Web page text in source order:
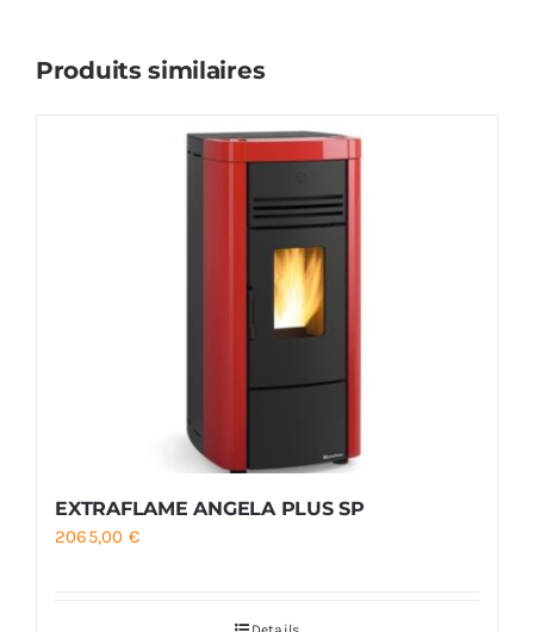
Produits similaires
EXTRAFLAME ANGELA PLUS SP
2065,00 €